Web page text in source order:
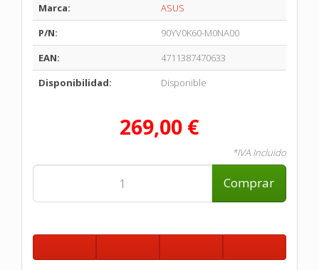
Marca:
ASUS
P/N:
90YV0K60-M0NA00
EAN:
4711387470633
Disponibilidad:
Disponible
269,00 €
*IVA Incluido
Comprar